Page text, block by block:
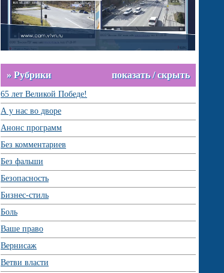
» Рубрики показать / скрыть
65 лет Великой Победе!
А у нас во дворе
Анонс программ
Без комментариев
Без фальши
Безопасность
Бизнес-стиль
Боль
Ваше право
Вернисаж
Ветви власти